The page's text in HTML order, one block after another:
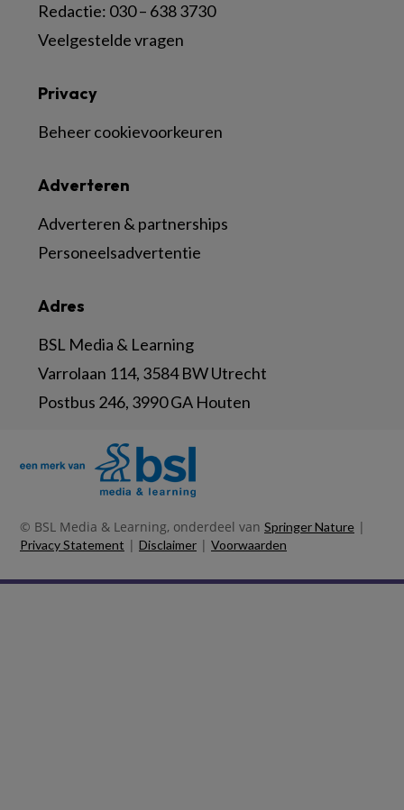
Redactie: 030 – 638 3730
Veelgestelde vragen
Adres
BSL Media & Learning
Varrolaan 114, 3584 BW Utrecht
Postbus 246, 3990 GA Houten
Adverteren
Adverteren & partnerships
Personeelsadvertentie
Privacy
Beheer cookievoorkeuren
© BSL Media & Learning, onderdeel van Springer Nature |
Privacy Statement | Disclaimer | Voorwaarden